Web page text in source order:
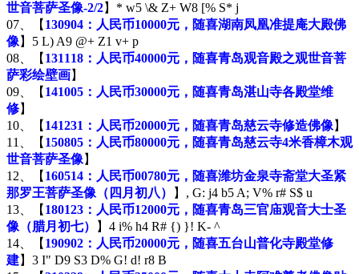
世音菩萨圣像-2/2】 * w5 \& Z+ W8 [% S* j
07、【 130904：人民币10000元，随喜湖南凤凰准提庵大殿佛
像 】 5 L) A9 @+ Z1 v+ p
08、【 131118：人民币40000元，随喜青岛观音殿之观世音菩
萨彩绘壁画】
09、【 141005：人民币30000元，随喜青岛湛山寺各殿堂维
修】
10、【 141231：人民币20000元，随喜青岛慈云寺修造佛像 】
11、【 150805：人民币80000元，随喜青岛慈云寺4米香樟木观
世音菩萨圣像 】
12、【 160514：人民币00780元，随喜潍坊金泉寺斋堂大圣紧
那罗王菩萨圣像（四月初八）
】 , G: j4 b5 A; V% r# S$ u
13、【 180123：人民币12000元，随喜青岛三官庙观音大士圣
像（腊月初七）
】 4 i% h4 R# {) }! K- ^
14、【 190902：人民币20000元，随喜五台山普化寺殿堂修
建】 3 I" D9 S3 D% G! d! r8 B